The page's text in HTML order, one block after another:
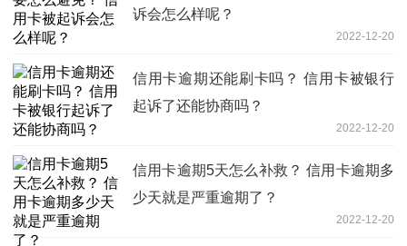
诉会怎么样呢？
2022-12-20
信用卡逾期还能刷卡吗？ 信用卡被银行
起诉了还能协商吗？
2022-12-20
信用卡逾期5天怎么补救？ 信用卡逾期多
少天就是严重逾期了？
2022-12-20